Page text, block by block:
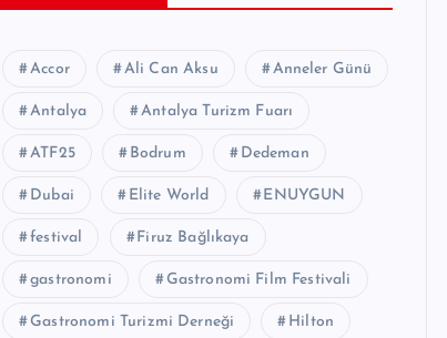
Accor Ali Can Aksu Anneler Günü
Antalya Antalya Turizm Fuarı
ATF25 Bodrum Dedeman
Dubai Elite World ENUYGUN
festival Firuz Bağlıkaya
gastronomi Gastronomi Film Festivali
Gastronomi Turizmi Derneği Hilton